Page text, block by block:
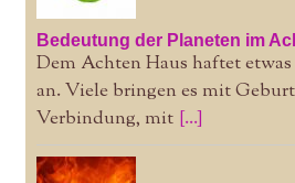
Bedeutung der Planeten im
Dem Achten Haus haftet
an. Viele bringen es mit
Verbindung, mit [...]